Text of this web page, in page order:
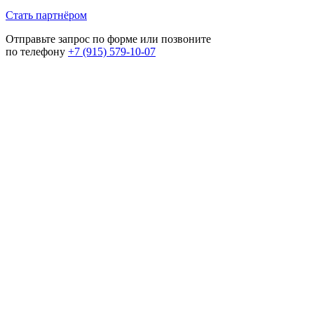
Стать партнёром
Отправьте запрос по форме или позвоните
по телефону +7 (915) 579-10-07